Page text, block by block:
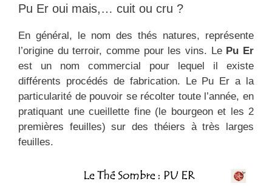
Pu Er oui mais,… cuit ou cru ?
En général, le nom des thés natures, représente
l’origine du terroir, comme pour les vins. Le Pu Er
est un nom commercial pour lequel il existe
différents procédés de fabrication. Le Pu Er a la
particularité de pouvoir se récolter toute l’année, en
pratiquant une cueillette fine (le bourgeon et les 2
premières feuilles) sur des théiers à très larges
feuilles.